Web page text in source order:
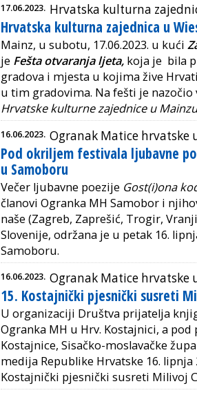
17.06.2023. Hrvatska kulturna
Hrvatska kulturna zajednica u
Mainz, u subotu, 17.06.2023. u kući
je Fešta otvaranja ljeta, koja je bila
gradova i mjesta u kojima žive
u tim gradovima. Na fešti je
Hrvatske kulturne zajednice u Mainzu
16.06.2023. Ogranak Matice hrvatske
Pod okriljem festivala ljubavne
u Samoboru
Večer ljubavne poezije Gost(i)ona
članovi Ogranka MH Samobor i
naše (Zagreb, Zaprešić, Trogir,
Slovenije, održana je u petak 16.
Samoboru.
16.06.2023. Ogranak Matice hrvatske
15. Kostajnički pjesnički susreti
U organizaciji Društva prijatelja
Ogranka MH u Hrv. Kostajnici, a
Kostajnice, Sisačko-moslavačke
medija Republike Hrvatske 16.
Kostajnički pjesnički susreti Milivoj